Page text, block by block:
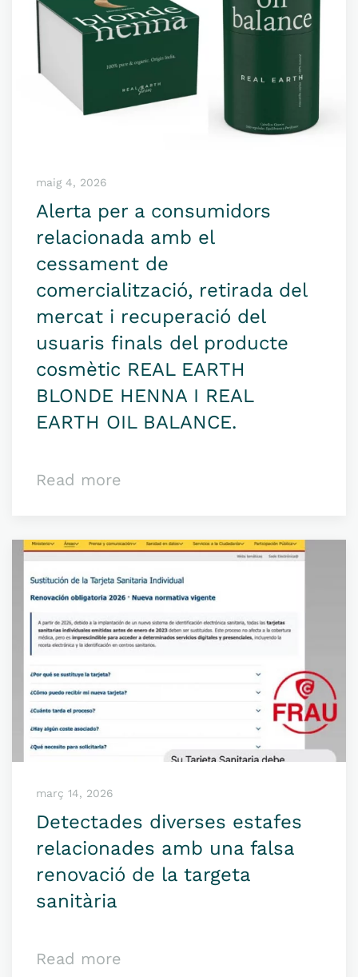
maig 4, 2026
Alerta per a consumidors
relacionada amb el
cessament de
comercialització, retirada del
mercat i recuperació del
usuaris finals del producte
cosmètic REAL EARTH
BLONDE HENNA I REAL
EARTH OIL BALANCE.
Read more
març 14, 2026
Detectades diverses estafes
relacionades amb una falsa
renovació de la targeta
sanitària
Read more